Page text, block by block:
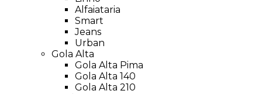
Alfaiataria
Smart
Jeans
Urban
Gola Alta
Gola Alta Pima
Gola Alta 140
Gola Alta 210